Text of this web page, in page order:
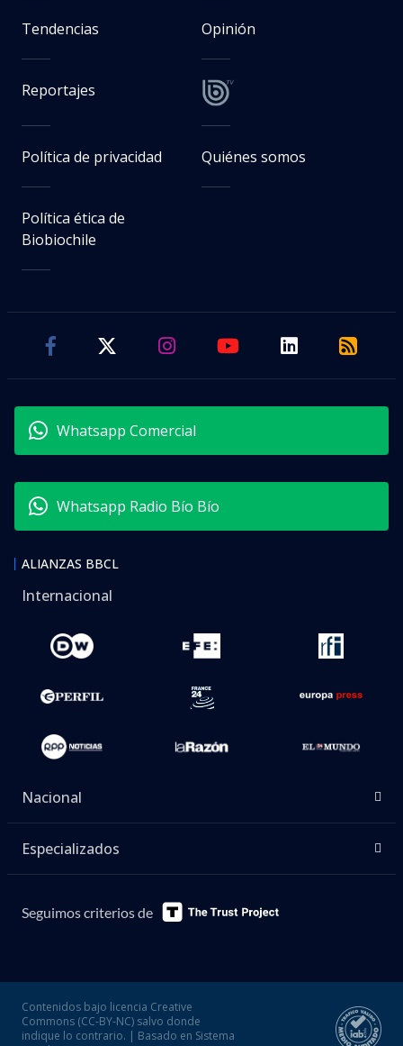
Tendencias Opinión
Reportajes
Política de privacidad Quiénes somos
Política ética de
Biobiochile
Whatsapp Comercial
Whatsapp Radio Bío Bío
ALIANZAS BBCL
Internacional
Nacional
Especializados
Seguimos criterios de
Contenidos bajo licencia Creative
Commons (CC-BY-NC) salvo donde
indique lo contrario. | Basado en Sistema